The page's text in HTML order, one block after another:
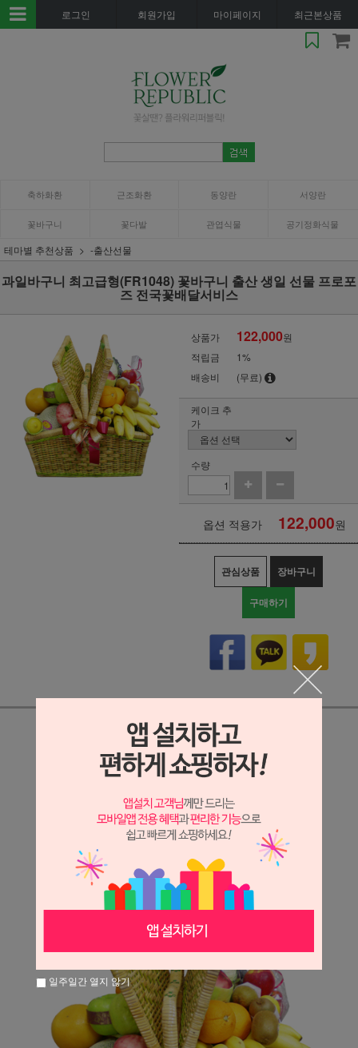
로그인 회원가입 마이페이지 최근본상품
축하화환 근조화환 동양란 서양란
꽃바구니 꽃다발 관엽식물 공기정화식물
테마별 추천상품 -출산선물
과일바구니 최고급형(FR1048) 꽃바구니 출산 생일 선물 프로포
즈 전국꽃배달서비스
상품가 122,000원
적립금
1%
배송비
(무료)
케이크 추
가
수량
옵션 적용가 122,000원
관심상품 장바구니
구매하기
상세정보 새창 열기
상세 정보를 확대해 보실 수 있습니다.
일주일간 열지 않기